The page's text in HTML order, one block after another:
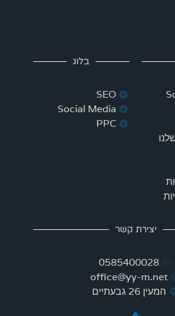
בלוג
SEO
Social Media
PPC
יצירת קשר
0585400028
office@yy-m.net
המעין 26 גבעתיים